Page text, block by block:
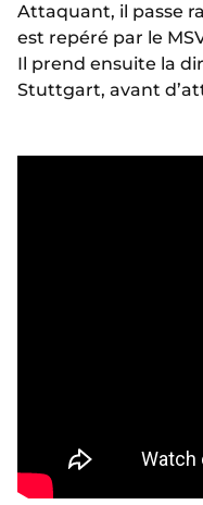
Attaquant, il passe
est repéré par le
Il prend ensuite la
Stuttgart, avant